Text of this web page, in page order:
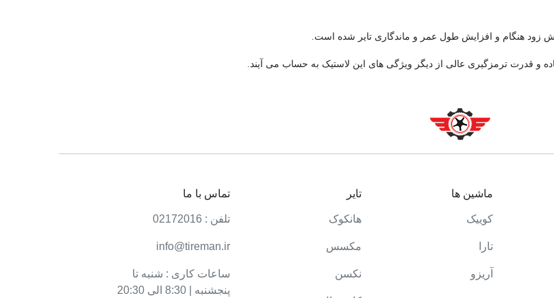
و قدرت ترمزگیری عالی از دیگر ویژگی های این لاستیک به حساب می آیند.
ماشین ها
کوییک
تارا
آریزو
تایر
هانکوک
مکسس
نکسن
تماس با ما
تلفن : 02172016
info@tireman.ir
ساعات کاری : شنبه تا
پنجشنبه | 8:30 الی 20:30